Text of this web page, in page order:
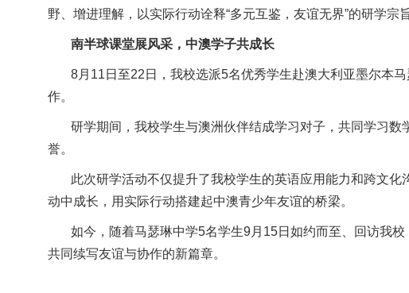
野、增进理解，以实际行动诠释“多元互鉴，友谊无界”的研学宗
南半球课堂展风采，中澳学子共成长
8月 11 日至22 日，我校选派5名优秀学生赴澳大利亚墨尔本
作。
研学期间，我校学生与澳洲伙伴结成学习对子，共同学习
誉。
此次研学活动不仅提升了我校学生的英语应用能力和跨文
动中成长，用实际行动搭建起中澳青少年友谊的桥梁。
如今，随着马瑟琳中学5名学生9月 15日如约而至、回访我
共同续写友谊与协作的新篇章。